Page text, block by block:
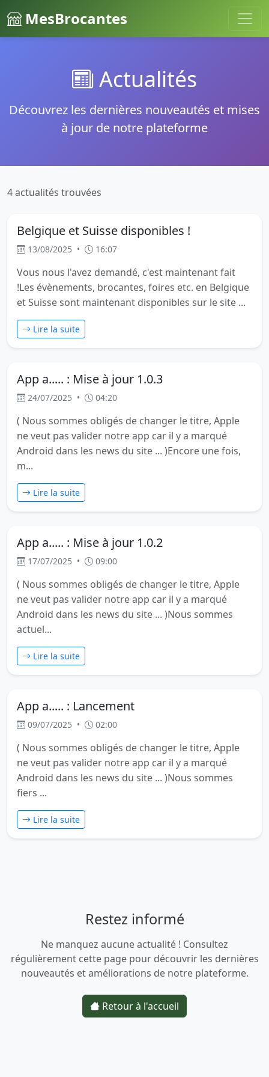
MesBrocantes
Actualités
Découvrez les dernières nouveautés et mises
à jour de notre plateforme
4 actualités trouvées
Belgique et Suisse disponibles !
13/08/2025 • 16:07
Vous nous l'avez demandé, c'est maintenant fait
!Les évènements, brocantes, foires etc. en Belgique
et Suisse sont maintenant disponibles sur le site ...
Lire la suite
App a..... : Mise à jour 1.0.3
24/07/2025 • 04:20
( Nous sommes obligés de changer le titre, Apple
ne veut pas valider notre app car il y a marqué
Android dans les news du site ... )Encore une fois,
m...
Lire la suite
App a..... : Mise à jour 1.0.2
17/07/2025 • 09:00
( Nous sommes obligés de changer le titre, Apple
ne veut pas valider notre app car il y a marqué
Android dans les news du site ... )Nous sommes
actuel...
Lire la suite
App a..... : Lancement
09/07/2025 • 02:00
( Nous sommes obligés de changer le titre, Apple
ne veut pas valider notre app car il y a marqué
Android dans les news du site ... )Nous sommes
fiers ...
Lire la suite
Restez informé
Ne manquez aucune actualité ! Consultez
régulièrement cette page pour découvrir les dernières
nouveautés et améliorations de notre plateforme.
Retour à l'accueil